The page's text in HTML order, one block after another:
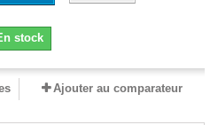
stock
Ajouter au comparateur